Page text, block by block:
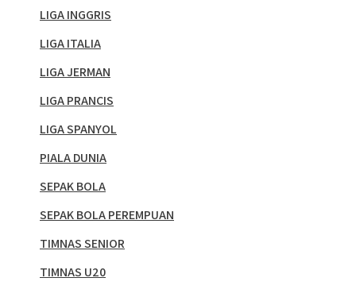
LIGA INGGRIS
LIGA ITALIA
LIGA JERMAN
LIGA PRANCIS
LIGA SPANYOL
PIALA DUNIA
SEPAK BOLA
SEPAK BOLA PEREMPUAN
TIMNAS SENIOR
TIMNAS U20